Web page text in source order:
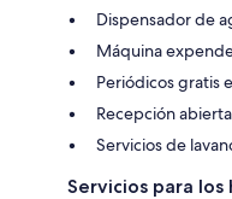
Dispensador de
Máquina
Periódicos gratis
Recepción
Servicios de
Servicios para los